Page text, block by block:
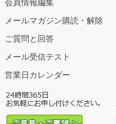
会員情報編集
メールマガジン購読・解除
ご質問と回答
メール受信テスト
営業日カレンダー